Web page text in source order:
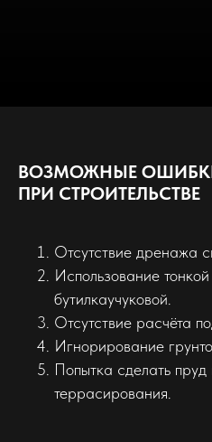
ВОЗМОЖНЫЕ
ПРИ СТРОИТЕЛЬСТВЕ
Отсутствие дренажа
Использование
бутилкаучуковой.
Отсутствие расчёта
Игнорирование
Попытка сделать
террасирования.